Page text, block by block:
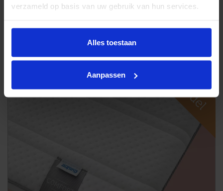
verzameld op basis van uw gebruik van hun services.
Alles toestaan
Aanpassen
Stressless relaxfauteuil Berlin